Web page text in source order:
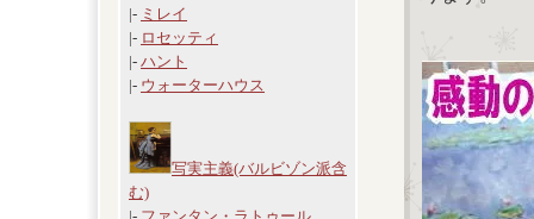
|- ミレイ
|- ロセッティ
|- ハント
|- ウォーターハウス
写実主義(バルビゾン派含
む)